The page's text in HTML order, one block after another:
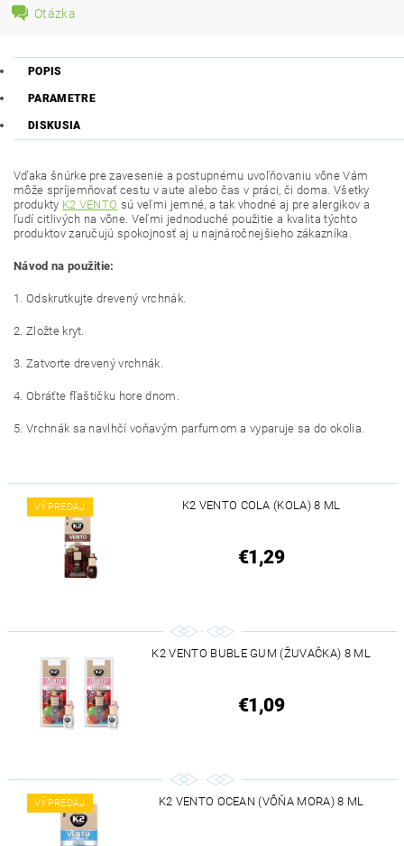
Otázka
POPIS
PARAMETRE
DISKUSIA
Vďaka šnúrke pre zavesenie a postupnému uvoľňovaniu vône Vám
môže spríjemňovať cestu v aute alebo čas v práci, či doma. Všetky
produkty K2 VENTO sú veľmi jemné, a tak vhodné aj pre alergikov a
ľudí citlivých na vône. Veľmi jednoduché použitie a kvalita týchto
produktov zaručujú spokojnosť aj u najnáročnejšieho zákazníka.
Návod na použitie:
1. Odskrutkujte drevený vrchnák.
2. Zložte kryt.
3. Zatvorte drevený vrchnák.
4. Obráťte fľaštičku hore dnom.
5. Vrchnák sa navlhčí voňavým parfumom a vyparuje sa do okolia.
VÝPREDAJ K2 VENTO COLA (KOLA) 8 ML
€1,29
K2 VENTO BUBLE GUM (ŽUVAČKA) 8 ML
€1,09
VÝPREDAJ K2 VENTO OCEAN (VÔŇA MORA) 8 ML